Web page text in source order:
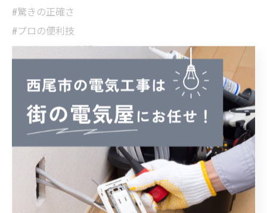
#驚きの正確さ
#プロの便利技
#メジャーレス生活
#みんなでシェア
#日常の工夫
#便利グッズ
#お気に入り機能
#日々の学び